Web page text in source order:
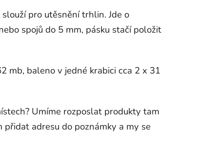
pro utěsnění trhlin. Jde o
spojů do 5 mm, pásku stačí položit
mb, baleno v jedné krabici cca 2 x 31
Umíme rozposlat produkty tam
adresu do poznámky a my se